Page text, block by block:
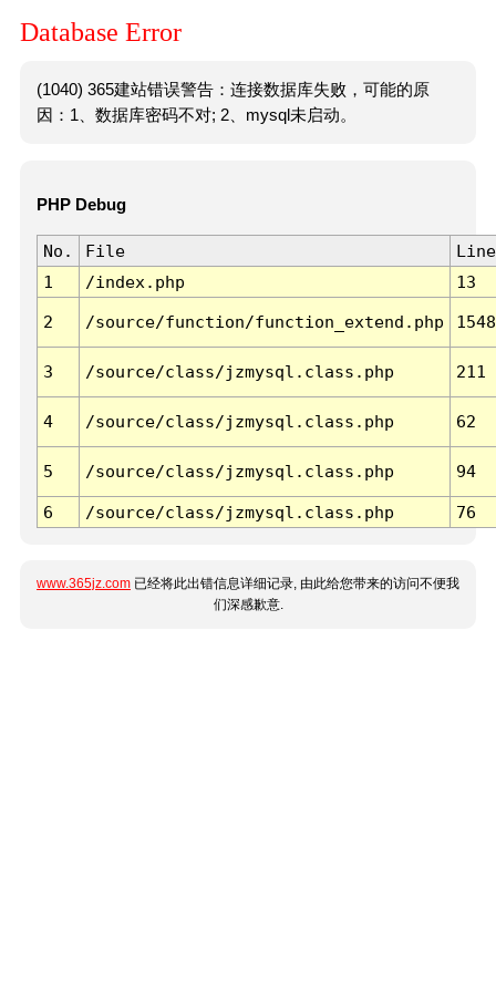
Database Error
(1040) 365建站错误警告：连接数据库失败，可能的原
因：1、数据库密码不对; 2、mysql未启动。
PHP Debug
No. File
Line
1
/index.php 13
2 /source/function/function_extend.php 1548
3 /source/class/jzmysql.class.php 211
4 /source/class/jzmysql.class.php 62
5 /source/class/jzmysql.class.php 94
6 /source/class/jzmysql.class.php 76
www.365jz.com 已经将此出错信息详细记录, 由此给您带来的访问不便我
们深感歉意.